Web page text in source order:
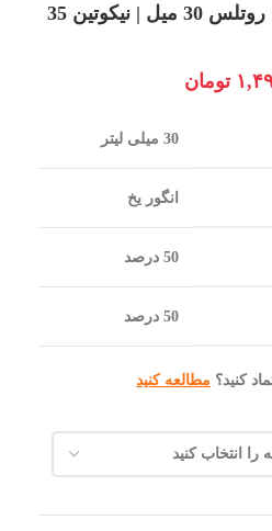
سالت نیکوتین انگور یخ روتلس 30 میل | نیکوتین 35
تومان
30 میلی لیتر
انگور یخ
50 درصد
50 درصد
کنید؟ مطالعه کنید